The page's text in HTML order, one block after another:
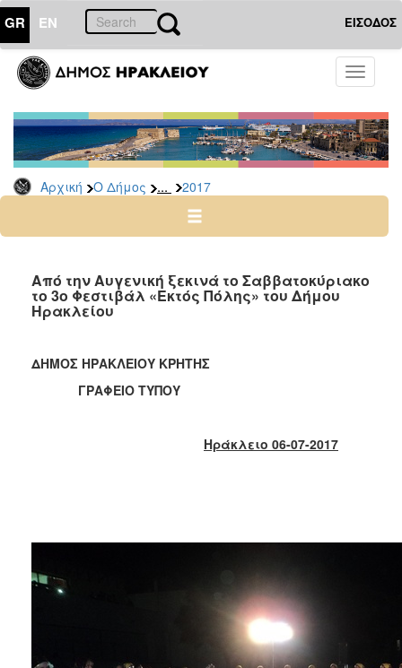
GR EN ΕΙΣΟΔΟΣ
Toggle
Αρχική Ο Δήμος ... 2017
ΔΗΜΟΣ
Δελτία
Τύπου
Αρχείο
2026
2024
2022
2021
2012
Από την Αυγενική ξεκινά το Σαββατοκύριακο
το 3ο Φεστιβάλ «Εκτός Πόλης» του Δήμου
Ηρακλείου
ΔΗΜΟΣ ΗΡΑΚΛΕΙΟΥ ΚΡΗΤΗΣ
ΓΡΑΦΕΙΟ ΤΥΠΟΥ
Ηράκλειο 06-07-2017